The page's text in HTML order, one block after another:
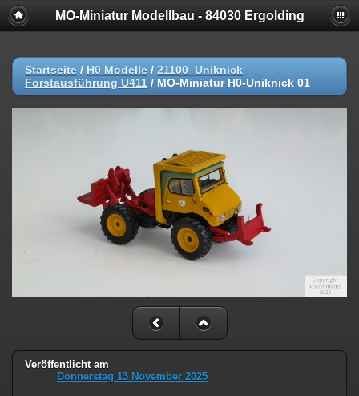
MO-Miniatur Modellbau - 84030 Ergolding
Startseite / H0 Modelle / 21100_Uniknick
Forstausführung U411 / MO-Miniatur H0-Uniknick 01
Veröffentlicht am
Donnerstag 13 November 2025